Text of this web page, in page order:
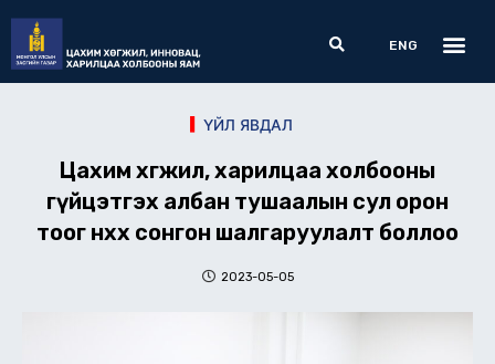
content
Search
ENG
ҮЙЛ ЯВДАЛ
Цахим хөгжил, харилцаа холбооны
гүйцэтгэх албан тушаалын сул орон
тоог нөхөх сонгон шалгаруулалт боллоо
2023-05-05